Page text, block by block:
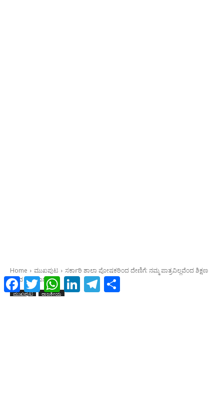
Facebook
Twitter WhatsAppLinkedInTelegram